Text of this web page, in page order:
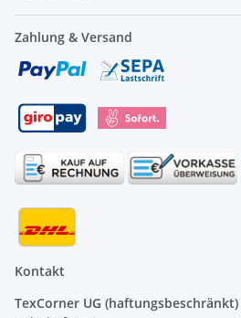
Zahlung & Versand
Kontakt
TexCorner UG (haftungsbeschränkt)